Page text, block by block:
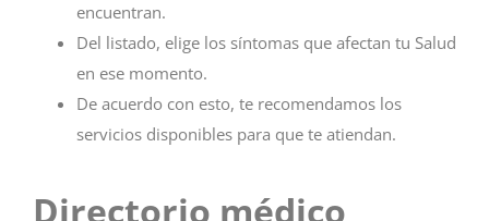
encuentran.
Del listado, elige los síntomas que afectan tu Salud
en ese momento.
De acuerdo con esto, te recomendamos los
servicios disponibles para que te atiendan.
Directorio médico